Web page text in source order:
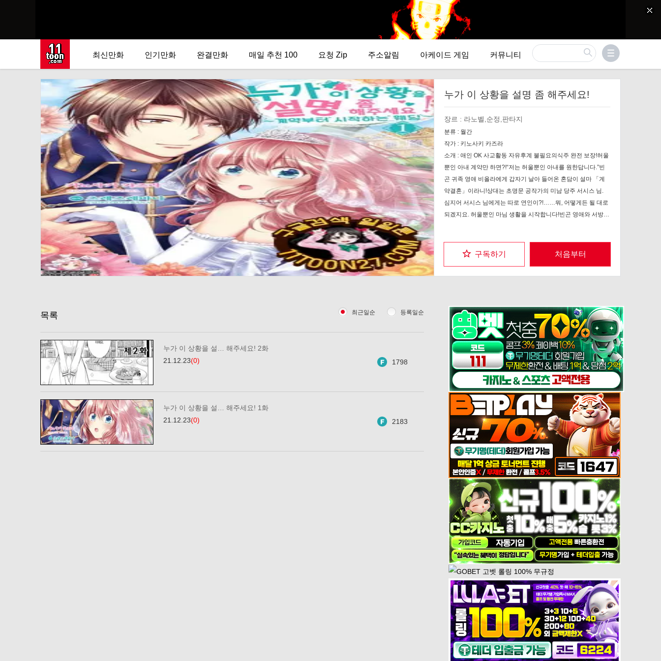
최신만화 인기만화 완결만화 매일 추천 100 요청 Zip 주소알림 아케이드 게임 커뮤니티
누가 이 상황을 설명 좀 해주세요!
구독하기 처음부터
장르 : 라노벨,순정,판타지
분류 : 월간
작가 : 키노사키 카즈라
소개 : 애인 OK 사교활동 자유후계 불필요의식주 완전 보장!허울
뿐인 아내 계약만 하면?!“저는 허울뿐인 아내를 원한답니다.”빈
곤 귀족 영애 비올라에게 갑자기 날아 들어온 혼담이 설마 「계
약결혼」이라니!상대는 초명문 공작가의 미남 당주 서시스 님.
심지어 서시스 님에게는 따로 연인이?!……뭐, 어떻게든 될 대로
되겠지요. 허울뿐인 마님 생활을 시작합니다!빈곤 영애와 서방님
목록 최근일순 등록일순
누가 이 상황을 설… 해주세요! 2화
21.12.23(0) 1798
누가 이 상황을 설… 해주세요! 1화
21.12.23(0) 2183